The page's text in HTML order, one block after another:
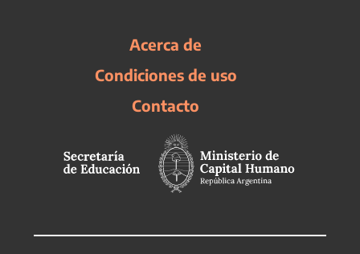
Acerca de
Condiciones de uso
Contacto